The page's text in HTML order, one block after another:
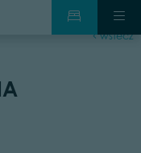
wstecz